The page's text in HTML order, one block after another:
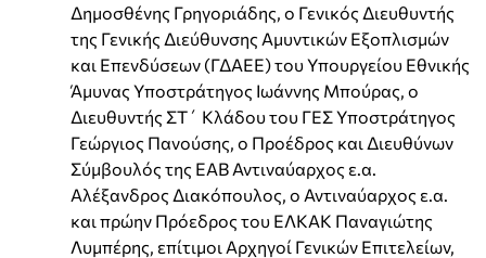
Δημοσθένης Γρηγοριάδης, ο Γενικός Διευθυντής
της Γενικής Διεύθυνσης Αμυντικών Εξοπλισμών
και Επενδύσεων (ΓΔΑΕΕ) του Υπουργείου Εθνικής
Άμυνας Υποστράτηγος Ιωάννης Μπούρας, ο
Διευθυντής ΣΤ΄ Κλάδου του ΓΕΣ Υποστράτηγος
Γεώργιος Πανούσης, ο Προέδρος και Διευθύνων
Σύμβουλός της ΕΑΒ Αντιναύαρχος ε.α.
Αλέξανδρος Διακόπουλος, ο Αντιναύαρχος ε.α.
και πρώην Πρόεδρος του ΕΛΚΑΚ Παναγιώτης
Λυμπέρης, επίτιμοι Αρχηγοί Γενικών Επιτελείων,